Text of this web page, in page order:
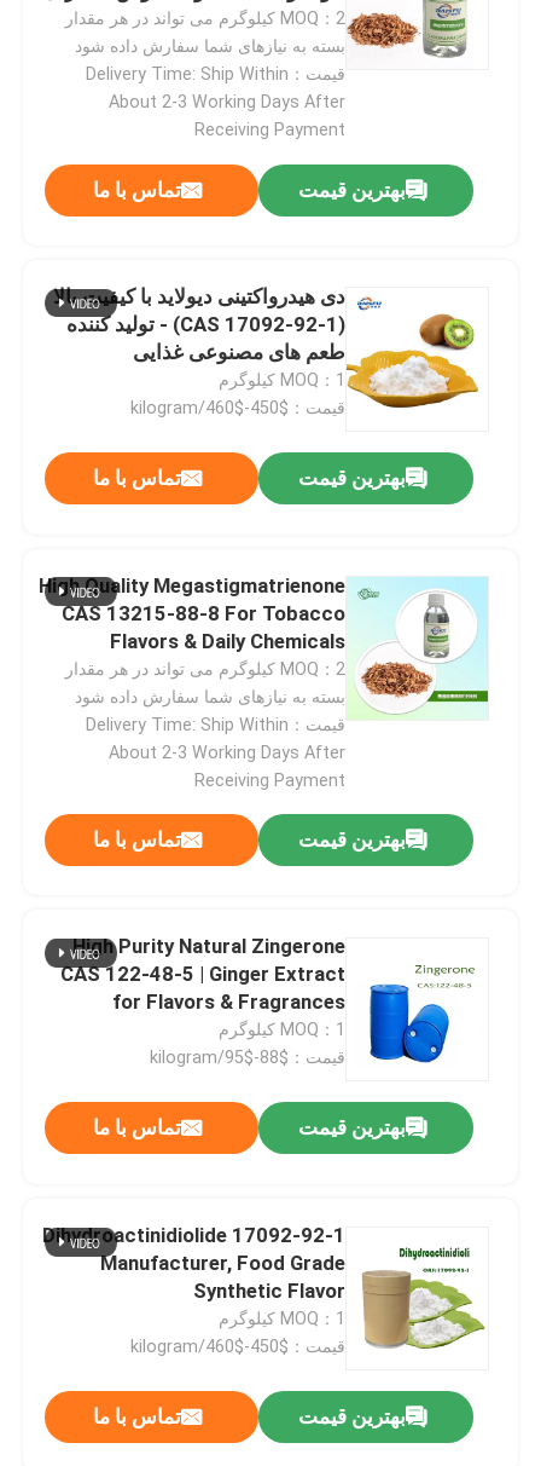
تور کارخانه
با ما تماس بگیرید
اخبار
طعم و عطر
طعم مصنوعی
اسانس طبیعی گیاهی
ماده شیرین کننده
طعم مونومری
پودر میوه
روغن ارگانیک
رنگدانه طبیعی
مواد شیمیایی روزانه
MOQ：2 کیلوگرم می تواند در هر مقدار
بسته به نیازهای شما سفارش داده شود
قیمت：Delivery Time: Ship Within
About 2-3 Working Days After
Receiving Payment
بهترین قیمت تماس با ما
دی هیدرواکتینی دیولاید با کیفیت بالا
(CAS 17092-92-1) - تولید کننده
طعم های مصنوعی غذایی
MOQ：1 کیلوگرم
قیمت：$450-$460/kilogram
بهترین قیمت تماس با ما
High Quality Megastigmatrienone
CAS 13215-88-8 For Tobacco
Flavors & Daily Chemicals
MOQ：2 کیلوگرم می تواند در هر مقدار
بسته به نیازهای شما سفارش داده شود
قیمت：Delivery Time: Ship Within
About 2-3 Working Days After
Receiving Payment
بهترین قیمت تماس با ما
High Purity Natural Zingerone
CAS 122-48-5 | Ginger Extract
for Flavors & Fragrances
MOQ：1 کیلوگرم
قیمت：$88-$95/kilogram
بهترین قیمت تماس با ما
Dihydroactinidiolide 17092-92-1
Manufacturer, Food Grade
Synthetic Flavor
MOQ：1 کیلوگرم
قیمت：$450-$460/kilogram
بهترین قیمت تماس با ما